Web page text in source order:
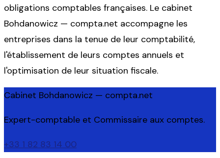
obligations comptables françaises. Le cabinet
Bohdanowicz — compta.net accompagne les
entreprises dans la tenue de leur comptabilité,
l'établissement de leurs comptes annuels et
l'optimisation de leur situation fiscale.
Cabinet Bohdanowicz — compta.net
Expert-comptable et Commissaire aux comptes.
+33 1 82 83 14 00